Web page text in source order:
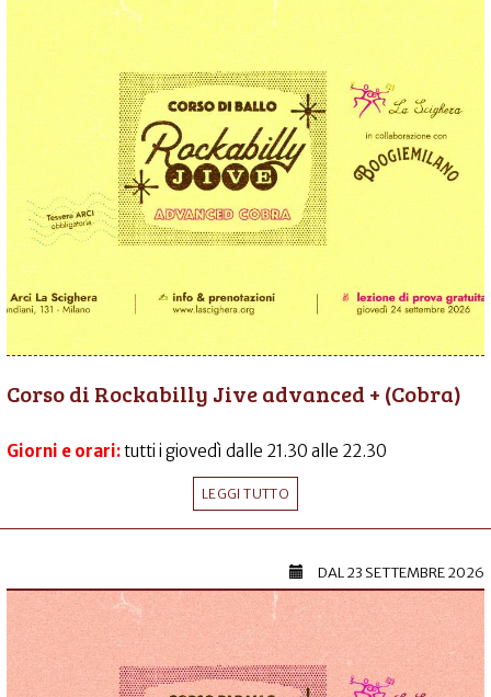
Corso di Rockabilly Jive advanced + (Cobra)
Giorni e orari:tutti i giovedì dalle 21.30 alle 22.30
LEGGI TUTTO
DAL23 SETTEMBRE 2026